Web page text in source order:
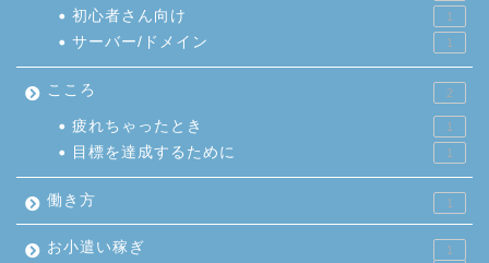
初心者さん向け 1
サーバー/ドメイン 1
こころ 2
疲れちゃったとき 1
目標を達成するために 1
働き方 1
お小遣い稼ぎ 1